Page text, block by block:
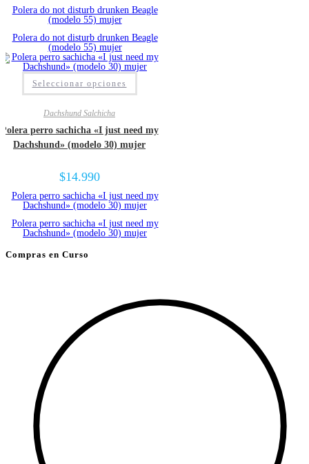
Seleccionar opciones
Dachshund Salchicha
Polera perro sachicha «I just need my
Dachshund» (modelo 30) mujer
$14.990
Compras en Curso